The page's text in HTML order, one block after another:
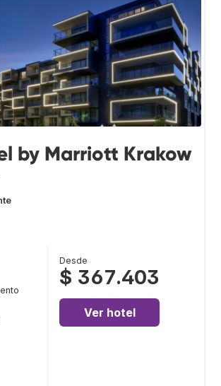
by Marriott Krakow
Desde
$ 367.403
Ver hotel